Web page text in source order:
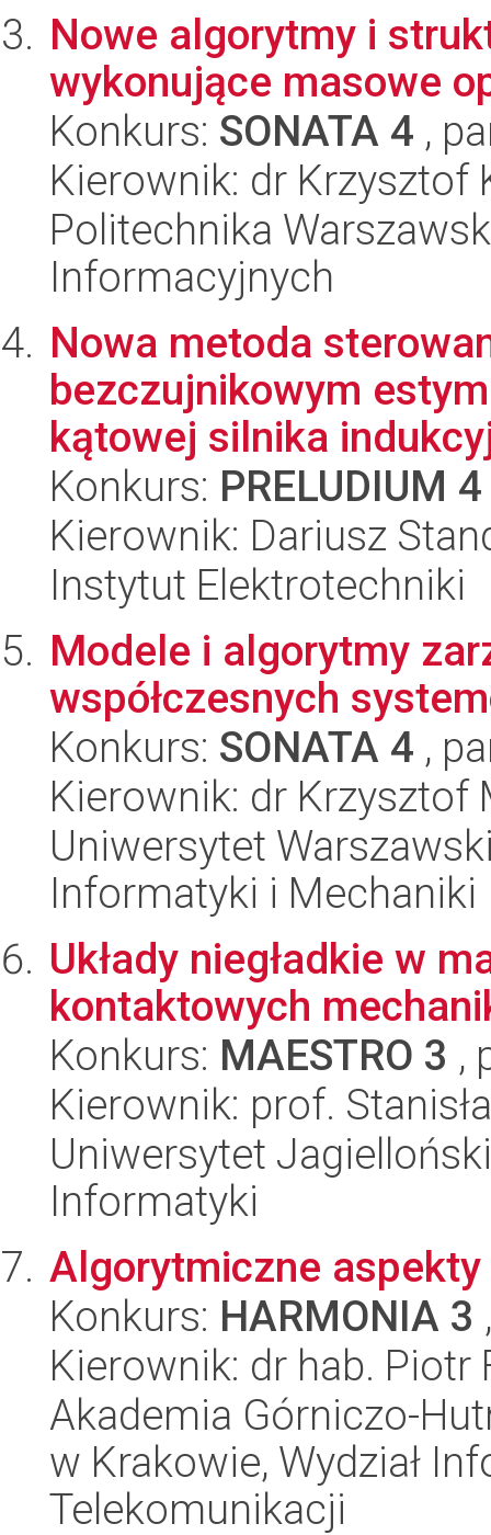
Nowe algorytmy i
wykonujące masowe
Konkurs: SONATA 4 ,
Kierownik: dr Krzysztof
Politechnika
Informacyjnych
Nowa metoda
bezczujnikowym
kątowej silnika
Konkurs: PRELUDIUM 4
Kierownik: Dariusz
Instytut Elektrotechniki
Modele i algorytmy
współczesnych
Konkurs: SONATA 4 ,
Kierownik: dr Krzysztof
Uniwersytet
Informatyki i Mechaniki
Układy niegładkie w
kontaktowych
Konkurs: MAESTRO 3 ,
Kierownik: prof.
Uniwersytet
Informatyki
Algorytmiczne
Konkurs: HARMONIA 3
Kierownik: dr hab. Piotr
Akademia Górniczo-
w Krakowie, Wydział
Telekomunikacji